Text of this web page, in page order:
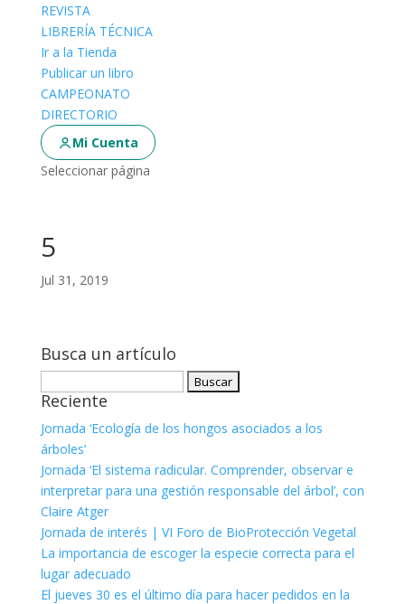
REVISTA
LIBRERÍA TÉCNICA
Ir a la Tienda
Publicar un libro
CAMPEONATO
DIRECTORIO
Mi Cuenta
Seleccionar página
5
Jul 31, 2019
Busca un artículo
Reciente
Jornada ‘Ecología de los hongos asociados a los
árboles’
Jornada ‘El sistema radicular. Comprender, observar e
interpretar para una gestión responsable del árbol’, con
Claire Atger
Jornada de interés | VI Foro de BioProtección Vegetal
La importancia de escoger la especie correcta para el
lugar adecuado
El jueves 30 es el último día para hacer pedidos en la